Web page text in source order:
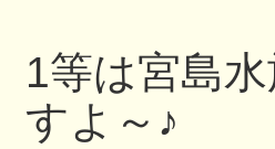
1等は宮島
すよ～♪